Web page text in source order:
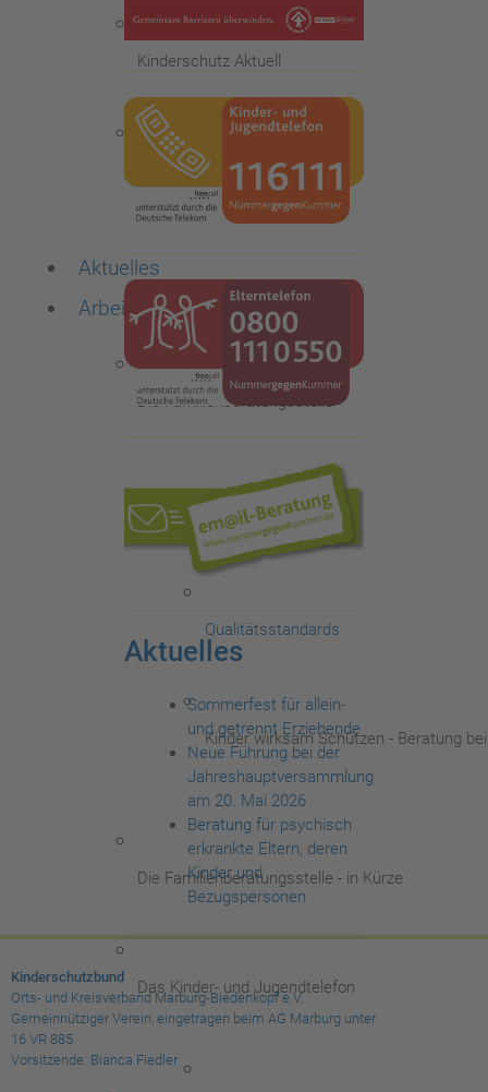
Kinderschutz Aktuell
Mitgliedschaft
Aktuelles
Arbeitsbereiche
Die Familienberatungsstelle
ISEF-Beratung
Qualitätsstandards
Kinder wirksam Schützen - Beratung
Die Familienberatungsstelle - in Kürze
Das Kinder- und Jugendtelefon
Aktuelles
Sommerfest für allein-
und getrennt Erziehende
Neue Führung bei der
Jahreshauptversammlung
am 20. Mai 2026
Beratung für psychisch
erkrankte Eltern, deren
Kinder und
Bezugspersonen
Kinderschutzbund
Orts- und Kreisverband Marburg-Biedenkopf e.V.
Gemeinnütziger Verein, eingetragen beim AG Marburg unter
16 VR 885
Vorsitzende: Bianca Fiedler